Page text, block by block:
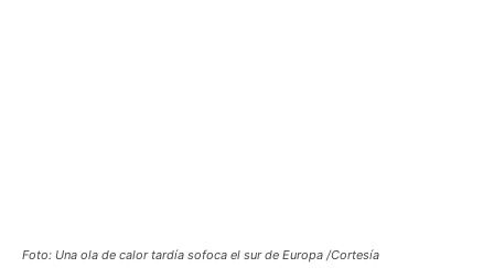
Foto: Una ola de calor tardía sofoca el sur de Europa /Cortesía